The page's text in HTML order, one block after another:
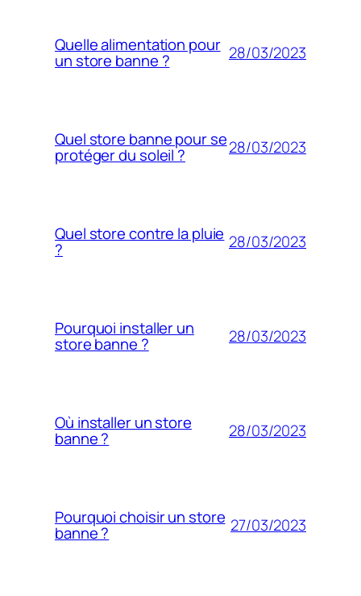
Quelle alimentation pour
un store banne ? 28/03/2023
Quel store banne pour se
protéger du soleil ? 28/03/2023
Quel store contre la pluie
? 28/03/2023
Pourquoi installer un
store banne ? 28/03/2023
Où installer un store
banne ? 28/03/2023
Pourquoi choisir un store
banne ? 27/03/2023